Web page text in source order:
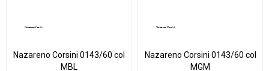
Nazareno Corsini 0143/60 col
MBL
Nazareno Corsini 0143/60 col
MGM